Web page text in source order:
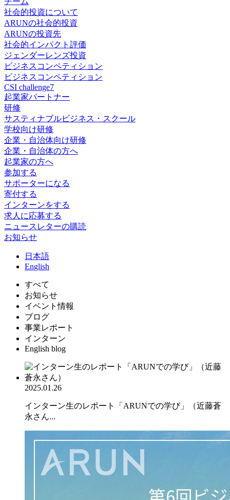
社会的投資について
ARUNの社会的投資
ARUNの投資先
社会的インパクト評価
ジェンダーレンズ投資
ビジネスコンペティション
ビジネスコンペティション
CSI challenge7
起業家パートナー
研修
サスティナブルビジネス・スクール
学校向け研修
企業・自治体向け研修
企業・自治体の方へ
起業家の方へ
参加する
サポーターになる
寄付する
インターンをする
求人に応募する
ニュースレターの購読
お知らせ
日 本語
English
すべて
お知らせ
イベント情報
ブログ
事業レポート
インターン
English blog
2025.01.26
インターン生のレポート「ARUNでの学び」（近藤蒼
永さん...